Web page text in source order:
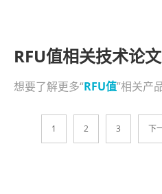
RFU值相关技术论文
想要了解更多“RFU值”相关产
1 2 3 下